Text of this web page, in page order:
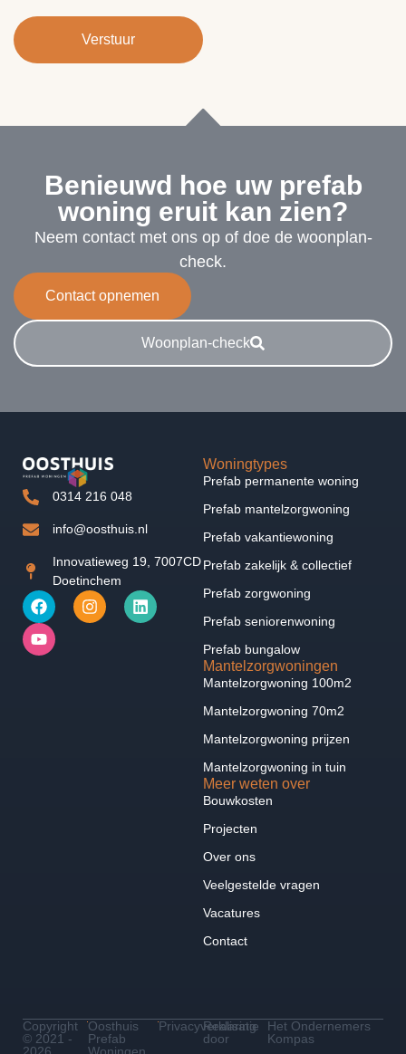
Verstuur
Benieuwd hoe uw prefab
woning eruit kan zien?
Neem contact met ons op of doe de woonplan-
check.
Contact opnemen
Woonplan-check
0314 216 048
info@oosthuis.nl
Innovatieweg 19, 7007CD
Doetinchem
Woningtypes
Prefab permanente woning
Prefab mantelzorgwoning
Prefab vakantiewoning
Prefab zakelijk & collectief
Prefab zorgwoning
Prefab seniorenwoning
Prefab bungalow
Mantelzorgwoningen
Mantelzorgwoning 100m2
Mantelzorgwoning 70m2
Mantelzorgwoning prijzen
Mantelzorgwoning in tuin
Meer weten over
Bouwkosten
Projecten
Over ons
Veelgestelde vragen
Vacatures
Contact
Copyright
© 2021 -
Oosthuis
Prefab
Privacyverklaring
Realisatie
door
Het Ondernemers
Kompas